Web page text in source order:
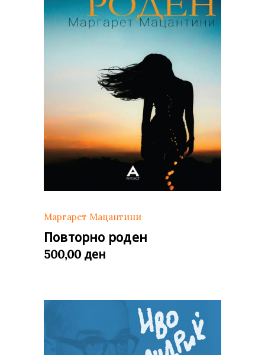
Маргарет Мацантини
Повторно роден
500,00 ден